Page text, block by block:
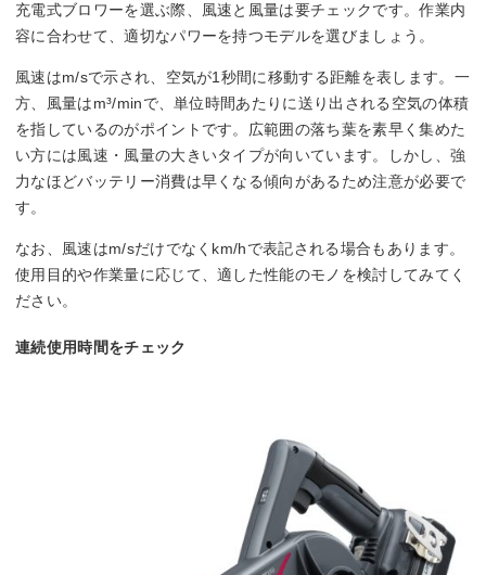
充電式ブロワーを選ぶ際、風速と風量は要チェックです。作業内
容に合わせて、適切なパワーを持つモデルを選びましょう。
風速はm/sで示され、空気が1秒間に移動する距離を表します。一
方、風量はm³/minで、単位時間あたりに送り出される空気の体積
を指しているのがポイントです。広範囲の落ち葉を素早く集めた
い方には風速・風量の大きいタイプが向いています。しかし、強
力なほどバッテリー消費は早くなる傾向があるため注意が必要で
す。
なお、風速はm/sだけでなくkm/hで表記される場合もあります。
使用目的や作業量に応じて、適した性能のモノを検討してみてく
ださい。
連続使用時間をチェック